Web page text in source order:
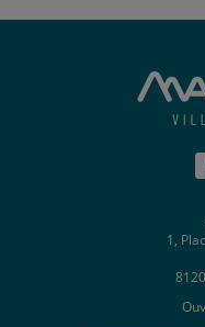
1,